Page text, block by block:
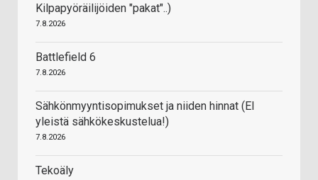
Kilpapyöräilijöiden "pakat"..)
7.8.2026
Battlefield 6
7.8.2026
Sähkönmyyntisopimukset ja niiden hinnat (EI
yleistä sähkökeskustelua!)
7.8.2026
Tekoäly